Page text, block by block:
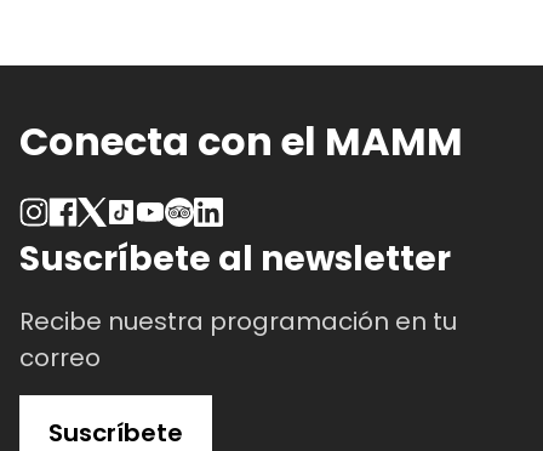
Conecta con el MAMM
Suscríbete al newsletter
Recibe nuestra programación en tu
correo
Suscríbete